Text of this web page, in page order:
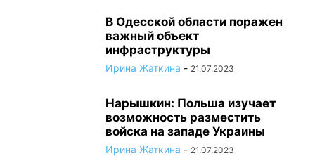
В Одесской области поражен
важный объект
инфраструктуры
Ирина Жаткина - 21.07.2023
Нарышкин: Польша изучает
возможность разместить
войска на западе Украины
Ирина Жаткина - 21.07.2023